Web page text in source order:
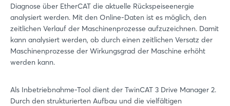
Diagnose über EtherCAT die aktuelle Rückspeiseenergie
analysiert werden. Mit den Online-Daten ist es möglich, den
zeitlichen Verlauf der Maschinenprozesse aufzuzeichnen. Damit
kann analysiert werden, ob durch einen zeitlichen Versatz der
Maschinenprozesse der Wirkungsgrad der Maschine erhöht
werden kann.
Als Inbetriebnahme-Tool dient der TwinCAT 3 Drive Manager 2.
Durch den strukturierten Aufbau und die vielfältigen